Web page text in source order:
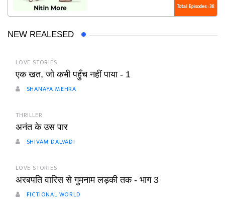
Total Episodes : 38
NEW REALESED
LOVE STORIES
एक खत, जो कभी पहुँच नहीं पाया - 1
SHANAYA MEHRA
THRILLER
अनंत के उस पार
SHIVAM DALVADI
LOVE STORIES
अरबपति वारिस से गुमनाम लड़की तक - भाग 3
FICTIONAL WORLD